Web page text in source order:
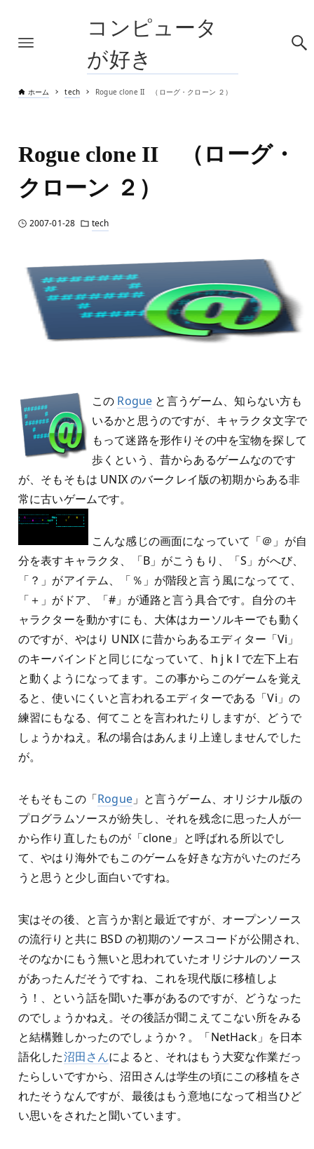
コンピュータ
が好き
ホーム tech Rogue clone II （ローグ・クローン ２）
Rogue clone II （ローグ・
クローン ２）
2007-01-28 tech
この Rogue と言うゲーム、知らない方も
いるかと思うのですが、キャラクタ文字で
もって迷路を形作りその中を宝物を探して
歩くという、昔からあるゲームなのです
が、そもそもは UNIX のバークレイ版の初期からある非
常に古いゲームです。
こんな感じの画面になっていて「＠」が自
分を表すキャラクタ、「B」がこうもり、「S」がへび、
「？」がアイテム、「％」が階段と言う風になってて、
「＋」がドア、「#」が通路と言う具合です。自分のキ
ャラクターを動かすにも、大体はカーソルキーでも動く
のですが、やはり UNIX に昔からあるエディター「Vi」
のキーバインドと同じになっていて、h j k l で左下上右
と動くようになってます。この事からこのゲームを覚え
ると、使いにくいと言われるエディターである「Vi」の
練習にもなる、何てことを言われたりしますが、どうで
しょうかねえ。私の場合はあんまり上達しませんでした
が。
そもそもこの「Rogue」と言うゲーム、オリジナル版の
プログラムソースが紛失し、それを残念に思った人が一
から作り直したものが「clone」と呼ばれる所以でし
て、やはり海外でもこのゲームを好きな方がいたのだろ
うと思うと少し面白いですね。
実はその後、と言うか割と最近ですが、オープンソース
の流行りと共に BSD の初期のソースコードが公開され、
そのなかにもう無いと思われていたオリジナルのソース
があったんだそうですね、これを現代版に移植しよ
う！、という話を聞いた事があるのですが、どうなった
のでしょうかねえ。その後話が聞こえてこない所をみる
と結構難しかったのでしょうか？。「NetHack」を日本
語化した沼田さんによると、それはもう大変な作業だっ
たらしいですから、沼田さんは学生の頃にこの移植をさ
れたそうなんですが、最後はもう意地になって相当ひど
い思いをされたと聞いています。